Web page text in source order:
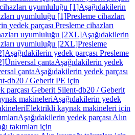
uyumluluğu [1]Aşağıdakilerin
uyumluluğu [1]Presleme cihazları
yedek parçası Presleme cihazları
uyumluluğu [2XL]Aşağıdakilerin
uyumluluğu [2XL]Presleme
Aşağıdakilerin yedek parçası Presleme
Üniversal çantaAşağıdakilerin yedek
çantaAşağıdakilerin yedek parçası
db20 / Geberit PE için
parçası Geberit Silent-db20 / Geberit
makineleriAşağıdakilerin yedek
Elektrikli kaynak makineleri için
Aşağıdakilerin yedek parçası Alın
takımları için